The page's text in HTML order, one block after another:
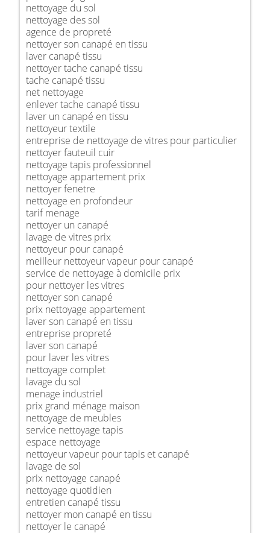
nettoyage du sol
nettoyage des sol
agence de propreté
nettoyer son canapé en tissu
laver canapé tissu
nettoyer tache canapé tissu
tache canapé tissu
net nettoyage
enlever tache canapé tissu
laver un canapé en tissu
nettoyeur textile
entreprise de nettoyage de vitres pour particulier
nettoyer fauteuil cuir
nettoyage tapis professionnel
nettoyage appartement prix
nettoyer fenetre
nettoyage en profondeur
tarif menage
nettoyer un canapé
lavage de vitres prix
nettoyeur pour canapé
meilleur nettoyeur vapeur pour canapé
service de nettoyage à domicile prix
pour nettoyer les vitres
nettoyer son canapé
prix nettoyage appartement
laver son canapé en tissu
entreprise propreté
laver son canapé
pour laver les vitres
nettoyage complet
lavage du sol
menage industriel
prix grand ménage maison
nettoyage de meubles
service nettoyage tapis
espace nettoyage
nettoyeur vapeur pour tapis et canapé
lavage de sol
prix nettoyage canapé
nettoyage quotidien
entretien canapé tissu
nettoyer mon canapé en tissu
nettoyer le canapé